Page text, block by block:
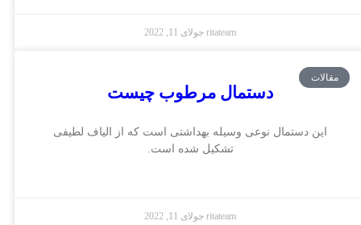
ritateam جولای 11, 2022
مقالات
دستمال مرطوب چیست
این دستمال نوعی وسیله بهداشتی است که از الیاف لطیفی
تشکیل شده است.
ritateam جولای 11, 2022